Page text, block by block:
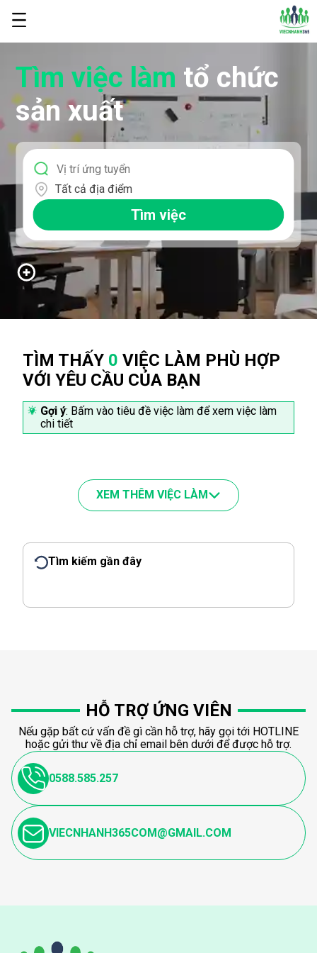
Tìm việc làm tổ chức
sản xuất
Tất cả địa điểm
Tìm việc
TÌM THẤY 0 VIỆC LÀM PHÙ HỢP
VỚI YÊU CẦU CỦA BẠN
Gợi ý: Bấm vào tiêu đề việc làm để xem việc làm
chi tiết
XEM THÊM VIỆC LÀM
Tìm kiếm gần đây
HỖ TRỢ ỨNG VIÊN
Nếu gặp bất cứ vấn đề gì cần hỗ trợ, hãy gọi tới HOTLINE
hoặc gửi thư về địa chỉ email bên dưới để được hỗ trợ.
0588.585.257
VIECNHANH365COM@GMAIL.COM